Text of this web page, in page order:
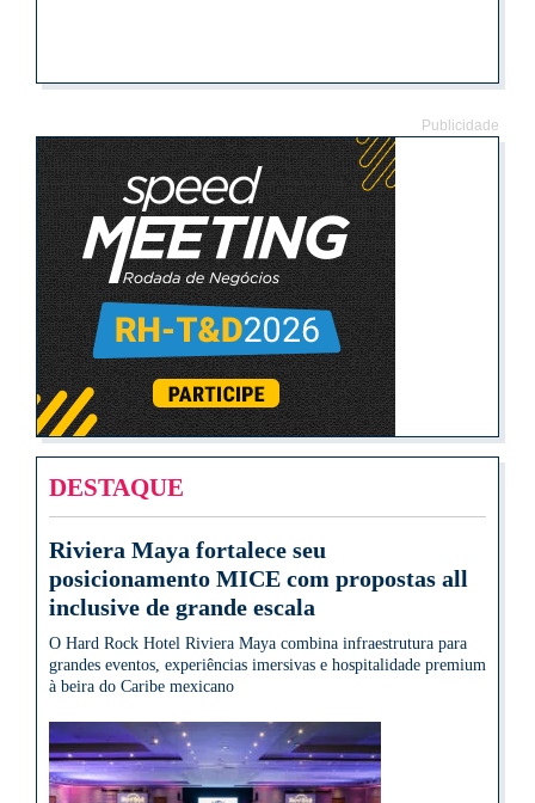
Publicidade
DESTAQUE
Riviera Maya fortalece seu
posicionamento MICE com propostas all
inclusive de grande escala
O Hard Rock Hotel Riviera Maya combina infraestrutura para
grandes eventos, experiências imersivas e hospitalidade premium
à beira do Caribe mexicano